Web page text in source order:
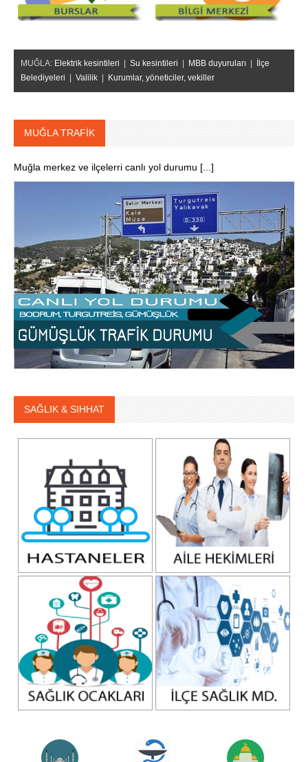
MUĞLA: Elektrik kesintileri Su kesintileri MBB duyuruları
İlçe
Belediyeleri
Valilik Kurumlar, yöneticiler, vekiller
MUĞLA TRAFİK
Muğla merkez ve ilçelerri canlı yol durumu [...]
SAĞLIK & SIHHAT